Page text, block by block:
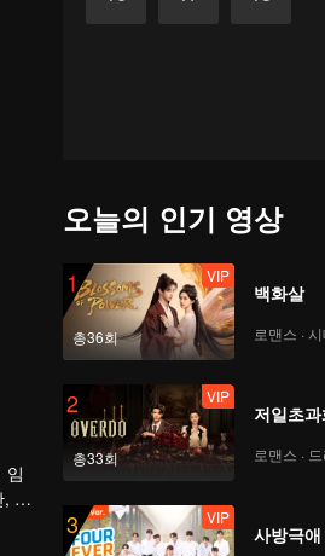
임
계
오늘의 인기 영상
1
총36회
VIP
백화살
로맨스 ·
2
총33회
VIP
저일초
로맨스 ·
3 VIP
사방극